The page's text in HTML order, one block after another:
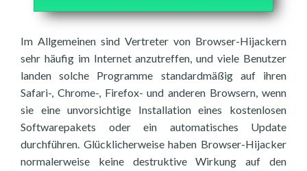
Im Allgemeinen sind Vertreter von Browser-Hijackern
sehr häufig im Internet anzutreffen, und viele Benutzer
landen solche Programme standardmäßig auf ihren
Safari-, Chrome-, Firefox- und anderen Browsern, wenn
sie eine unvorsichtige Installation eines kostenlosen
Softwarepakets oder ein automatisches Update
durchführen. Glücklicherweise haben Browser-Hijacker
normalerweise keine destruktive Wirkung auf den